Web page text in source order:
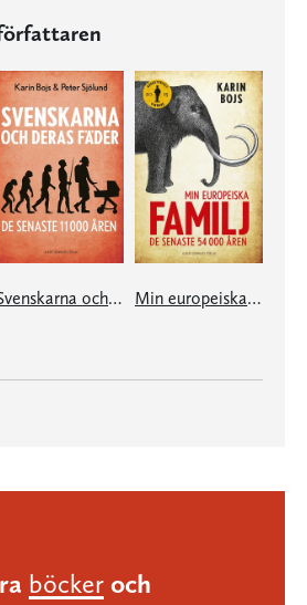
Svenskarna och deras fäder de senaste 11 000 åren Min europeiska familj
böcker och